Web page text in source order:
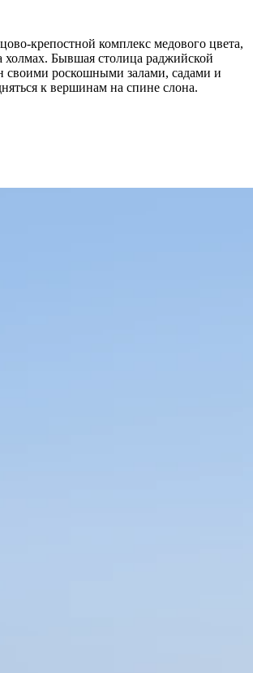
крепостной комплекс медового цвета,
Бывшая столица раджийской
своими роскошными залами, садами и
к вершинам на спине слона.